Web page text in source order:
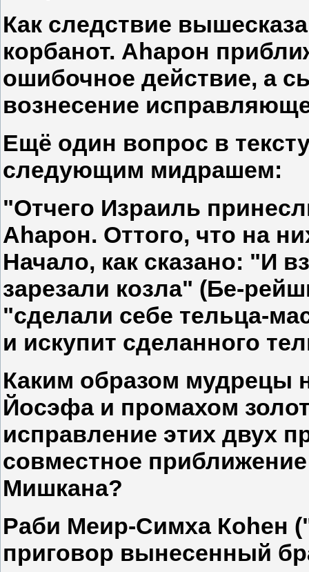
Как следствие
корбанот. Аhарон
ошибочное действие, а
вознесение
Ещё один вопрос в
следующим мидрашем:
"Отчего Израиль
Аhарон. Оттого, что на
Начало, как сказано: "И
зарезали козла" (Бе-
"сделали себе тельца-
и искупит сделанного
Каким образом мудрецы
Йосэфа и промахом
исправление этих двух
совместное
Мишкана?
Раби Меир-Симха Коhен
приговор вынесенный